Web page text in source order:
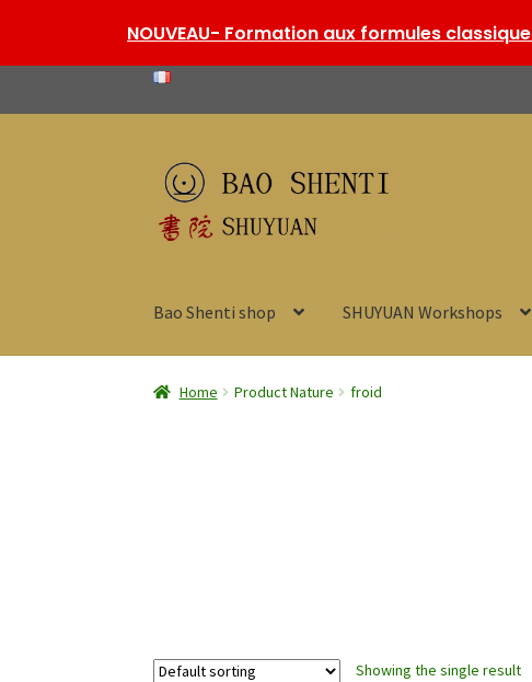
Skip
to
navigation
Skip
to
content
Bao Shenti shop SHUYUAN Workshops
Home Product Nature froid
Showing the single result
NOUVEAU- Formation aux formules